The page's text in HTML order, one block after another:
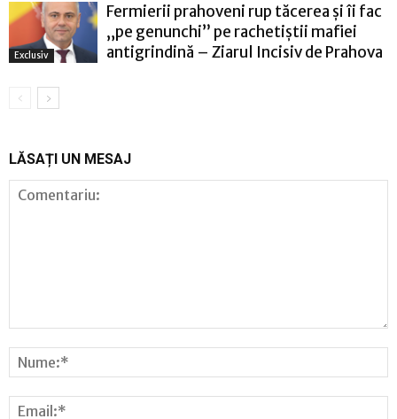
Exclusiv
Fermierii prahoveni rup tăcerea și îi fac
„pe genunchi” pe rachetiștii mafiei
antigrindină – Ziarul Incisiv de Prahova
LĂSAȚI UN MESAJ